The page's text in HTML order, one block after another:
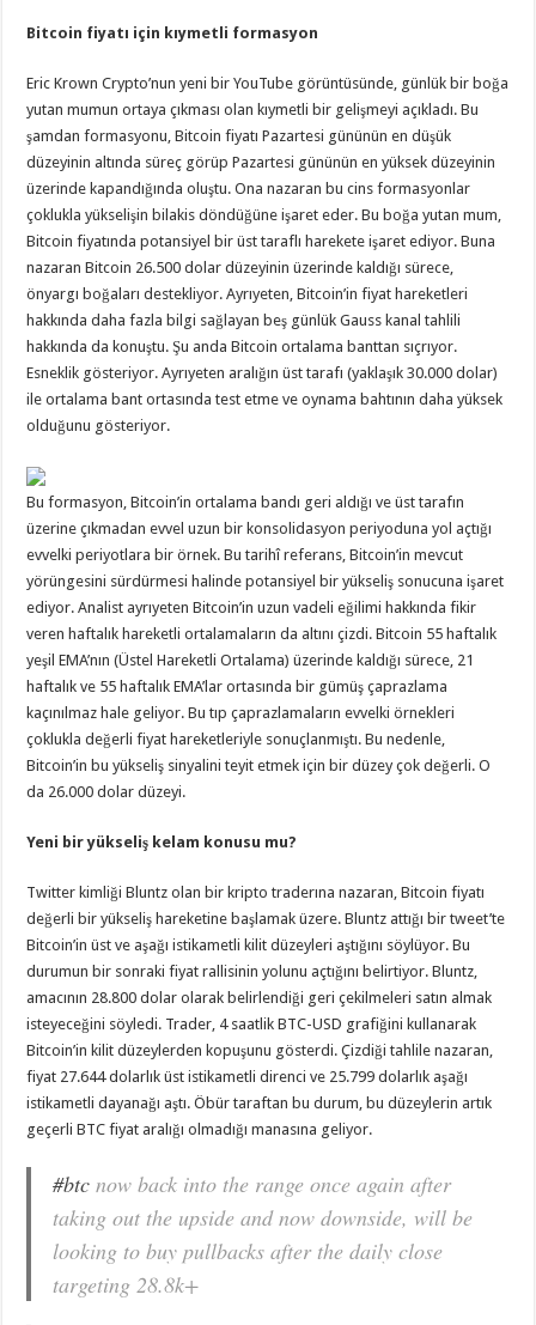
Bitcoin fiyatı için kıymetli formasyon
Eric Krown Crypto’nun yeni bir YouTube görüntüsünde, günlük bir boğa
yutan mumun ortaya çıkması olan kıymetli bir gelişmeyi açıkladı. Bu
şamdan formasyonu, Bitcoin fiyatı Pazartesi gününün en düşük
düzeyinin altında süreç görüp Pazartesi gününün en yüksek düzeyinin
üzerinde kapandığında oluştu. Ona nazaran bu cins formasyonlar
çoklukla yükselişin bilakis döndüğüne işaret eder. Bu boğa yutan mum,
Bitcoin fiyatında potansiyel bir üst taraflı harekete işaret ediyor. Buna
nazaran Bitcoin 26.500 dolar düzeyinin üzerinde kaldığı sürece,
önyargı boğaları destekliyor. Ayrıyeten, Bitcoin’in fiyat hareketleri
hakkında daha fazla bilgi sağlayan beş günlük Gauss kanal tahlili
hakkında da konuştu. Şu anda Bitcoin ortalama banttan sıçrıyor.
Esneklik gösteriyor. Ayrıyeten aralığın üst tarafı (yaklaşık 30.000 dolar)
ile ortalama bant ortasında test etme ve oynama bahtının daha yüksek
olduğunu gösteriyor.
Bu formasyon, Bitcoin’in ortalama bandı geri aldığı ve üst tarafın
üzerine çıkmadan evvel uzun bir konsolidasyon periyoduna yol açtığı
evvelki periyotlara bir örnek. Bu tarihî referans, Bitcoin’in mevcut
yörüngesini sürdürmesi halinde potansiyel bir yükseliş sonucuna işaret
ediyor. Analist ayrıyeten Bitcoin’in uzun vadeli eğilimi hakkında fikir
veren haftalık hareketli ortalamaların da altını çizdi. Bitcoin 55 haftalık
yeşil EMA’nın (Üstel Hareketli Ortalama) üzerinde kaldığı sürece, 21
haftalık ve 55 haftalık EMA’lar ortasında bir gümüş çaprazlama
kaçınılmaz hale geliyor. Bu tıp çaprazlamaların evvelki örnekleri
çoklukla değerli fiyat hareketleriyle sonuçlanmıştı. Bu nedenle,
Bitcoin’in bu yükseliş sinyalini teyit etmek için bir düzey çok değerli. O
da 26.000 dolar düzeyi.
Yeni bir yükseliş kelam konusu mu?
Twitter kimliği Bluntz olan bir kripto traderına nazaran, Bitcoin fiyatı
değerli bir yükseliş hareketine başlamak üzere. Bluntz attığı bir tweet’te
Bitcoin’in üst ve aşağı istikametli kilit düzeyleri aştığını söylüyor. Bu
durumun bir sonraki fiyat rallisinin yolunu açtığını belirtiyor. Bluntz,
amacının 28.800 dolar olarak belirlendiği geri çekilmeleri satın almak
isteyeceğini söyledi. Trader, 4 saatlik BTC-USD grafiğini kullanarak
Bitcoin’in kilit düzeylerden kopuşunu gösterdi. Çizdiği tahlile nazaran,
fiyat 27.644 dolarlık üst istikametli direnci ve 25.799 dolarlık aşağı
istikametli dayanağı aştı. Öbür taraftan bu durum, bu düzeylerin artık
geçerli BTC fiyat aralığı olmadığı manasına geliyor.
#btc now back into the range once again after
taking out the upside and now downside, will be
looking to buy pullbacks after the daily close
targeting 28.8k+